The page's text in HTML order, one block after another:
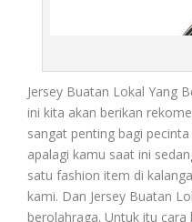
Jersey Buatan Lokal Yang
ini kita akan berikan
sangat penting bagi
apalagi kamu saat ini
satu fashion item di
kami. Dan Jersey Buatan
berolahraga. Untuk itu